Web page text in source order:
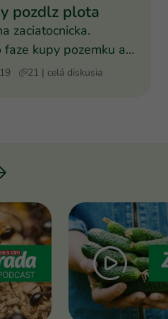
pozdlz plota
zaciatocnicka.
kupy pozemku a
P
21 | celá diskusia